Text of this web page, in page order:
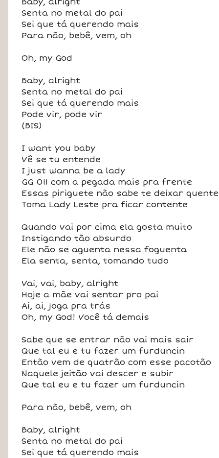
Senta no metal do pai
Sei que tá querendo mais
Para não, bebê, vem, oh
Oh, my God
Baby, alright
Senta no metal do pai
Sei que tá querendo mais
Pode vir, pode vir
(BIS)
I want you baby
Vê se tu entende
I just wanna be a lady
GG 011 com a pegada mais pra frente
Essas piriguete não sabe te deixar quente
Toma Lady Leste pra ficar contente
Quando vai por cima ela gosta muito
Instigando tão absurdo
Ele não se aguenta nessa foguenta
Ela senta, senta, tomando tudo
Vai, vai, baby, alright
Hoje a mãe vai sentar pro pai
Ai, ai, joga pra trás
Oh, my God! Você tá demais
Sabe que se entrar não vai mais sair
Que tal eu e tu fazer um furduncin
Então vem de quatrão com esse pacotão
Naquele jeitão vai descer e subir
Que tal eu e tu fazer um furduncin
Para não, bebê, vem, oh
Baby, alright
Senta no metal do pai
Sei que tá querendo mais